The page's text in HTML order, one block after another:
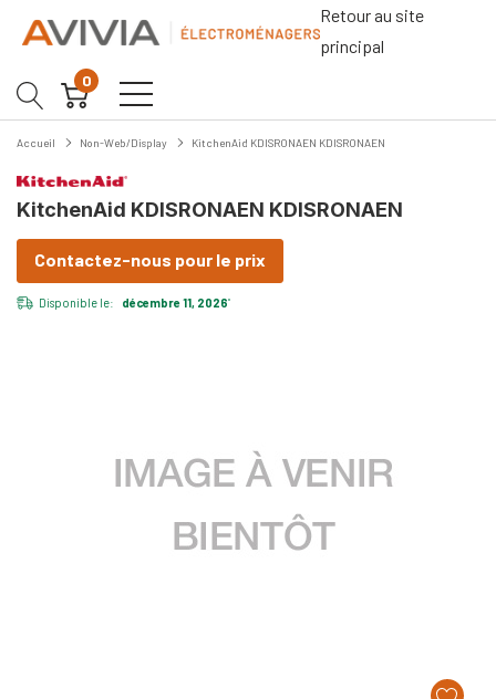
Retour au site
principal
0
Accueil Non-Web/Display KitchenAid KDISRONAEN KDISRONAEN
KitchenAid KDISRONAEN KDISRONAEN
Contactez-nous pour le prix
Disponible le: décembre 11, 2026*